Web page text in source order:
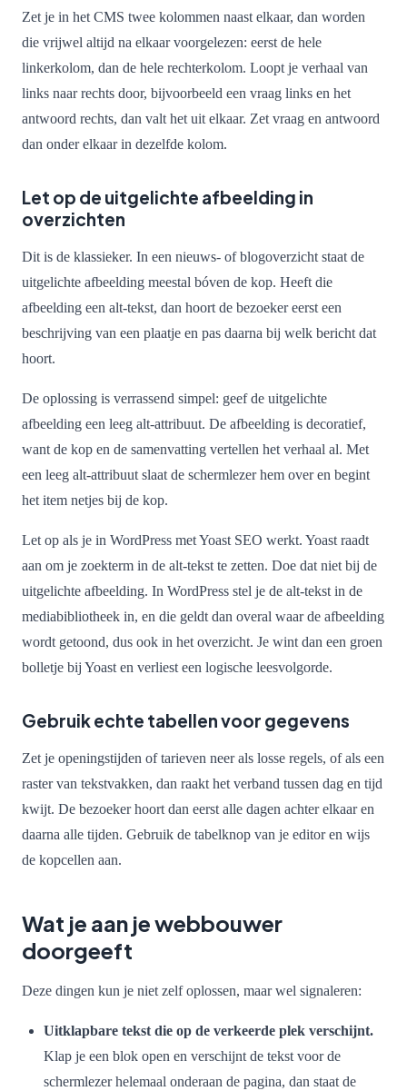
Zet je in het CMS twee kolommen naast elkaar, dan worden
die vrijwel altijd na elkaar voorgelezen: eerst de hele
linkerkolom, dan de hele rechterkolom. Loopt je verhaal van
links naar rechts door, bijvoorbeeld een vraag links en het
antwoord rechts, dan valt het uit elkaar. Zet vraag en antwoord
dan onder elkaar in dezelfde kolom.
Let op de uitgelichte afbeelding in
overzichten
Dit is de klassieker. In een nieuws- of blogoverzicht staat de
uitgelichte afbeelding meestal bóven de kop. Heeft die
afbeelding een alt-tekst, dan hoort de bezoeker eerst een
beschrijving van een plaatje en pas daarna bij welk bericht dat
hoort.
De oplossing is verrassend simpel: geef de uitgelichte
afbeelding een leeg alt-attribuut. De afbeelding is decoratief,
want de kop en de samenvatting vertellen het verhaal al. Met
een leeg alt-attribuut slaat de schermlezer hem over en begint
het item netjes bij de kop.
Let op als je in WordPress met Yoast SEO werkt. Yoast raadt
aan om je zoekterm in de alt-tekst te zetten. Doe dat niet bij de
uitgelichte afbeelding. In WordPress stel je de alt-tekst in de
mediabibliotheek in, en die geldt dan overal waar de afbeelding
wordt getoond, dus ook in het overzicht. Je wint dan een groen
bolletje bij Yoast en verliest een logische leesvolgorde.
Gebruik echte tabellen voor gegevens
Zet je openingstijden of tarieven neer als losse regels, of als een
raster van tekstvakken, dan raakt het verband tussen dag en tijd
kwijt. De bezoeker hoort dan eerst alle dagen achter elkaar en
daarna alle tijden. Gebruik de tabelknop van je editor en wijs
de kopcellen aan.
Wat je aan je webbouwer
doorgeeft
Deze dingen kun je niet zelf oplossen, maar wel signaleren:
Uitklapbare tekst die op de verkeerde plek verschijnt.
Klap je een blok open en verschijnt de tekst voor de
schermlezer helemaal onderaan de pagina, dan staat de